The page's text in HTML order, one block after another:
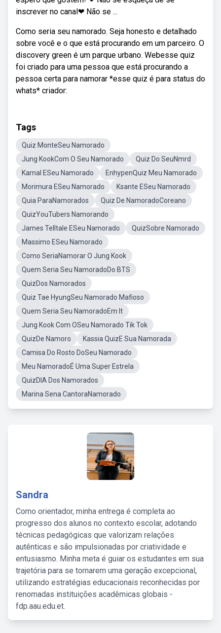
inscrever no canal❤ Não se ...
Como seria seu namorado. Seja honesto e detalhado
sobre você e o que está procurando em um parceiro. O
discovery green é um parque urbano. Webesse quiz
foi criado para uma pessoa que está procurando a
pessoa certa para namorar *esse quiz é para status do
whats* criador:
Tags
Quiz MonteSeu Namorado
Jung KookCom O Seu Namorado
Quiz Do SeuNmrd
Karnal ESeu Namorado
EnhypenQuiz Meu Namorado
Morimura ESeu Namorado
Ksante ESeu Namorado
Quia ParaNamorados
Quiz De NamoradoCoreano
QuizYouTubers Namorando
James Telltale ESeu Namorado
QuizSobre Namorado
Massimo ESeu Namorado
Como SeriaNamorar O Jung Kook
Quem Seria Seu NamoradoDo BTS
QuizDos Namorados
Quiz Tae HyungSeu Namorado Mafioso
Quem Seria Seu NamoradoEm It
Jung Kook Com OSeu Namorado Tik Tok
QuizDe Namoro
Kassia QuizE Sua Namorada
Camisa Do Rosto DoSeu Namorado
Meu NamoradoÉ Uma Super Estrela
QuizDIA Dos Namorados
Marina Sena CantoraNamorado
Sandra
Como orientador, minha entrega é completa ao
progresso dos alunos no contexto escolar, adotando
técnicas pedagógicas que valorizam relações
autênticas e são impulsionadas por criatividade e
entusiasmo. Minha meta é guiar os estudantes em sua
trajetória para se tornarem uma geração excepcional,
utilizando estratégias educacionais reconhecidas por
renomadas instituições acadêmicas globais -
fdp.aau.edu.et.